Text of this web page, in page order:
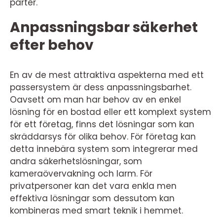
parter.
Anpassningsbar säkerhet
efter behov
En av de mest attraktiva aspekterna med ett
passersystem är dess anpassningsbarhet.
Oavsett om man har behov av en enkel
lösning för en bostad eller ett komplext system
för ett företag, finns det lösningar som kan
skräddarsys för olika behov. För företag kan
detta innebära system som integrerar med
andra säkerhetslösningar, som
kameraövervakning och larm. För
privatpersoner kan det vara enkla men
effektiva lösningar som dessutom kan
kombineras med smart teknik i hemmet.